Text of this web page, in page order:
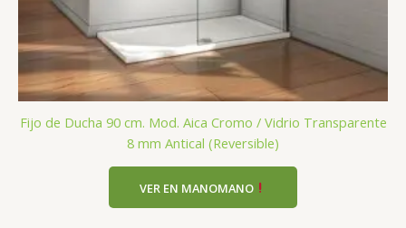
Fijo de Ducha 90 cm. Mod. Aica Cromo / Vidrio Transparente
8 mm Antical (Reversible)
VER EN MANOMANO